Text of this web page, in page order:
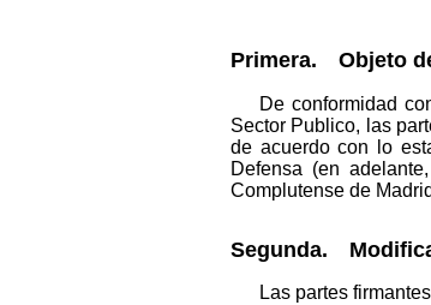
Primera. Objeto
De conformidad
Sector Publico, las
de acuerdo con lo
Defensa (en
Complutense de
Segunda.
Las partes